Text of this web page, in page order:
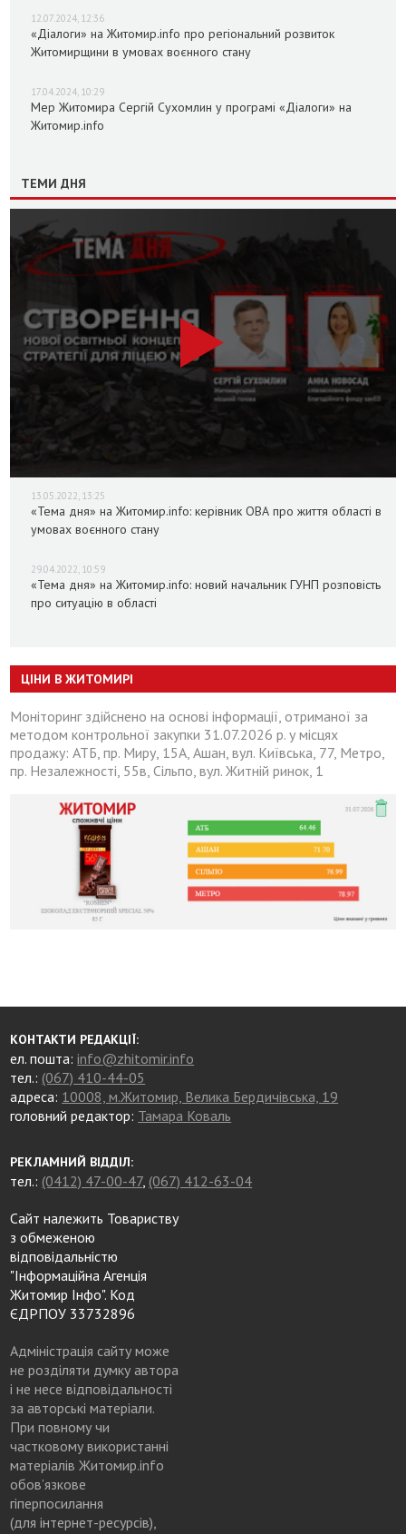
12.07.2024, 12:36
«Діалоги» на Житомир.info про регіональний розвиток
Житомирщини в умовах воєнного стану
17.04.2024, 10:29
Мер Житомира Сергій Сухомлин у програмі «Діалоги» на
Житомир.info
ТЕМИ ДНЯ
13.05.2022, 13:25
«Тема дня» на Житомир.info: керівник ОВА про життя області в
умовах воєнного стану
29.04.2022, 10:59
«Тема дня» на Житомир.info: новий начальник ГУНП розповість
про ситуацію в області
ЦІНИ В ЖИТОМИРІ
Моніторинг здійснено на основі інформації, отриманої за
методом контрольної закупки 31.07.2026 р. у місцях
продажу: АТБ, пр. Миру, 15А, Ашан, вул. Київська, 77, Метро,
пр. Незалежності, 55в, Сільпо, вул. Житній ринок, 1
КОНТАКТИ РЕДАКЦІЇ:
ел. пошта:info@zhitomir.info
тел.: (067) 410-44-05
адреса: 10008, м.Житомир, Велика Бердичівська, 19
головний редактор: Тамара Коваль
РЕКЛАМНИЙ ВІДДІЛ:
тел.: (0412) 47-00-47, (067) 412-63-04
Сайт належить Товариству
з обмеженою
відповідальністю
"Інформаційна Агенція
Житомир Інфо". Код
ЄДРПОУ 33732896
Адміністрація сайту може
не розділяти думку автора
і не несе відповідальності
за авторські матеріали.
При повному чи
частковому використанні
матеріалів Житомир.info
обов’язкове
гіперпосилання
(для інтернет-ресурсів),